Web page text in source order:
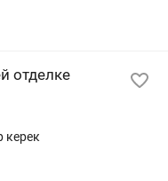
отделке
керек